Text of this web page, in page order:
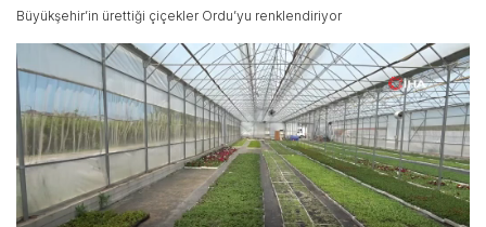
Büyükşehir’in ürettiği çiçekler Ordu’yu renklendiriyor